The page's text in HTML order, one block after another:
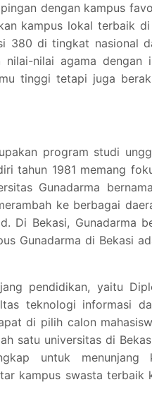
dengan kampus
kampus lokal terbaik
380 di tingkat nasional
nilai agama dengan
tinggi tetapi juga
program studi
tahun 1981 memang
Gunadarma
ke berbagai
Di Bekasi, Gunadarma
Gunadarma di Bekasi
pendidikan, yaitu
teknologi informasi
di pilih calon
satu universitas di
untuk menunjang
kampus swasta terbaik